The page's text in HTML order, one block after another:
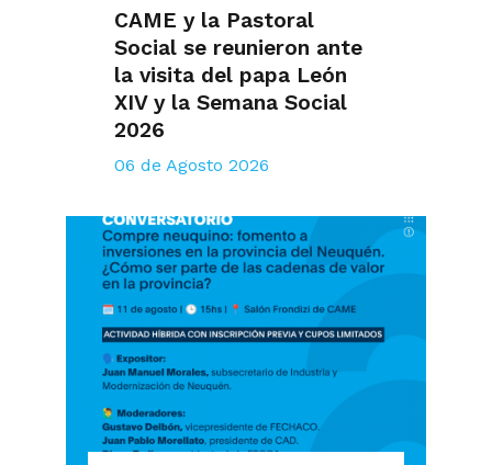
CAME y la Pastoral
Social se reunieron ante
la visita del papa León
XIV y la Semana Social
2026
06 de Agosto 2026